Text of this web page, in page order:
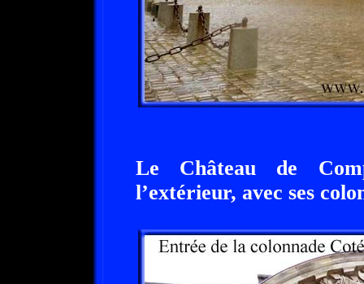
Le Château de
l’extérieur, avec ses